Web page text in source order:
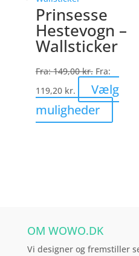
kan
vælges
Prinsesse
Hestevogn –
Wallsticker
Fra:149,00kr. Fra:
119,20 kr.
Vælg
muligheder
vare
OM WOWO.DK
Vi designer og fremstiller